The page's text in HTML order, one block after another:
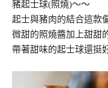
豬起士球(照燒)～～
起士與豬肉的結合這款
微甜的照燒醬加上甜甜
帶著甜味的起士球還挺